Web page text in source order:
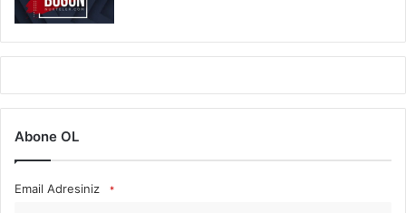
Abone OL
Email Adresiniz *